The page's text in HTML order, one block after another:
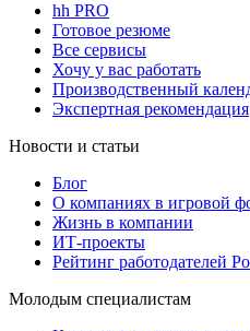
hh PRO
Готовое резюме
Все сервисы
Хочу у вас работать
Производственный
Экспертная рекомендация
Новости и статьи
Блог
О компаниях в игровой
Жизнь в компании
ИТ-проекты
Рейтинг работодателей
Молодым специалистам